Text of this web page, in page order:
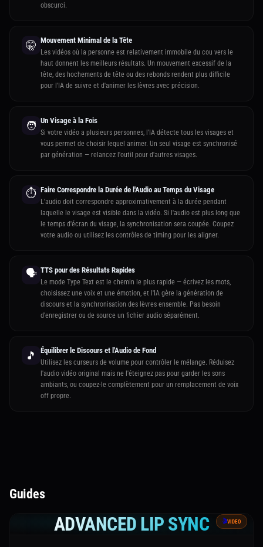
obscurci.
🤫 Mouvement Minimal de la Tête
Les vidéos où la personne est relativement immobile du cou vers le
haut donnent les meilleurs résultats. Un mouvement excessif de la
tête, des hochements de tête ou des rebonds rendent plus difficile
pour l'IA de suivre et d'animer les lèvres avec précision.
🧑 Un Visage à la Fois
Si votre vidéo a plusieurs personnes, l'IA détecte tous les visages et
vous permet de choisir lequel animer. Un seul visage est synchronisé
par génération — relancez l'outil pour d'autres visages.
⏱️ Faire Correspondre la Durée de l'Audio au Temps du Visage
L'audio doit correspondre approximativement à la durée pendant
laquelle le visage est visible dans la vidéo. Si l'audio est plus long que
le temps d'écran du visage, la synchronisation sera coupée. Coupez
votre audio ou utilisez les contrôles de timing pour les aligner.
🗣️ TTS pour des Résultats Rapides
Le mode Type Text est le chemin le plus rapide — écrivez les mots,
choisissez une voix et une émotion, et l'IA gère la génération de
discours et la synchronisation des lèvres ensemble. Pas besoin
d'enregistrer ou de source un fichier audio séparément.
🎵 Équilibrer le Discours et l'Audio de Fond
Utilisez les curseurs de volume pour contrôler le mélange. Réduisez
l'audio vidéo original mais ne l'éteignez pas pour garder les sons
ambiants, ou coupez-le complètement pour un remplacement de voix
off propre.
Guides
ADVANCED LIP SYNC 🎬VIDEO